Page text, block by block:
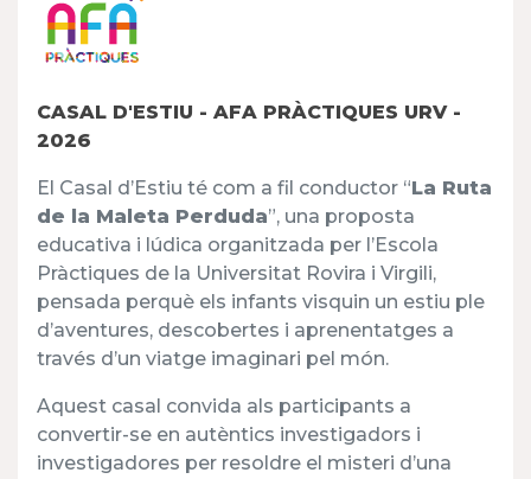
CASAL D'ESTIU - AFA PRÀCTIQUES URV -
2026
El Casal d’Estiu té com a fil conductor “La Ruta
de la Maleta Perduda”, una proposta
educativa i lúdica organitzada per l’Escola
Pràctiques de la Universitat Rovira i Virgili,
pensada perquè els infants visquin un estiu ple
d’aventures, descobertes i aprenentatges a
través d’un viatge imaginari pel món.
Aquest casal convida als participants a
convertir-se en autèntics investigadors i
investigadores per resoldre el misteri d’una